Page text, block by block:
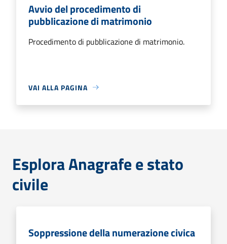
Avvio del procedimento di
pubblicazione di matrimonio
Procedimento di pubblicazione di matrimonio.
VAI ALLA PAGINA
Esplora Anagrafe e stato
civile
Soppressione della numerazione civica